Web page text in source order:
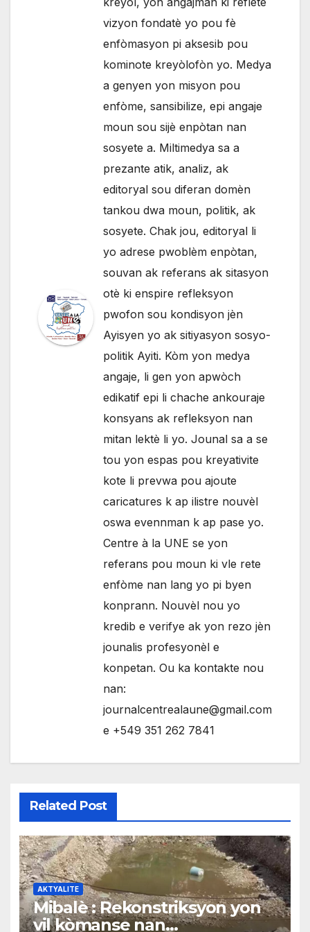
vizyon fondatè yo pou fè
enfòmasyon pi aksesib pou
kominote kreyòlofòn yo. Medya
a genyen yon misyon pou
enfòme, sansibilize, epi angaje
moun sou sijè enpòtan nan
sosyete a. Miltimedya sa a
prezante atik, analiz, ak
editoryal sou diferan domèn
tankou dwa moun, politik, ak
sosyete. Chak jou, editoryal li
yo adrese pwoblèm enpòtan,
souvan ak referans ak sitasyon
otè ki enspire refleksyon
pwofon sou kondisyon jèn
Ayisyen yo ak sitiyasyon sosyo-
politik Ayiti. Kòm yon medya
angaje, li gen yon apwòch
edikatif epi li chache ankouraje
konsyans ak refleksyon nan
mitan lektè li yo. Jounal sa a se
tou yon espas pou kreyativite
kote li prevwa pou ajoute
caricatures k ap ilistre nouvèl
oswa evennman k ap pase yo.
Centre à la UNE se yon
referans pou moun ki vle rete
enfòme nan lang yo pi byen
konprann. Nouvèl nou yo
kredib e verifye ak yon rezo jèn
jounalis profesyonèl e
konpetan. Ou ka kontakte nou
nan:
journalcentrealaune@gmail.com
e +549 351 262 7841
Related Post
AKTYALITE
Mibalè : Rekonstriksyon yon
vil kòmanse nan